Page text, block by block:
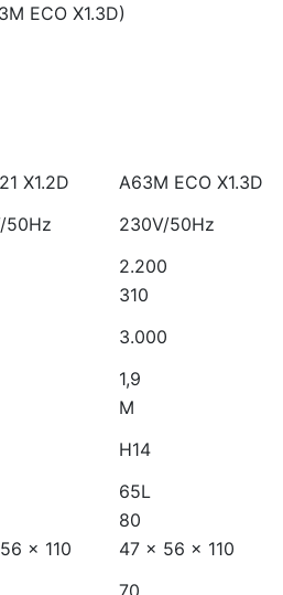
ECO X1.3D)
X1.2D
A63M ECO X1.3D
50Hz
230V/50Hz
2.200
310
3.000
1,9
M
H14
65L
80
x 110
47 x 56 x 110
70